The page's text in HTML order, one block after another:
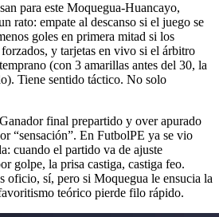
para este Moquegua-Huancayo,
rato: empate al descanso si el juego se
goles en primera mitad si los
forzados, y tarjetas en vivo si el árbitro
(con 3 amarillas antes del 30, la
Tiene sentido táctico. No solo
final prepartido y over apurado
“sensación”. En FutbolPE ya se vio
cuando el partido va de ajuste
golpe, la prisa castiga, castiga feo.
oficio, sí, pero si Moquegua le ensucia la
teórico pierde filo rápido.